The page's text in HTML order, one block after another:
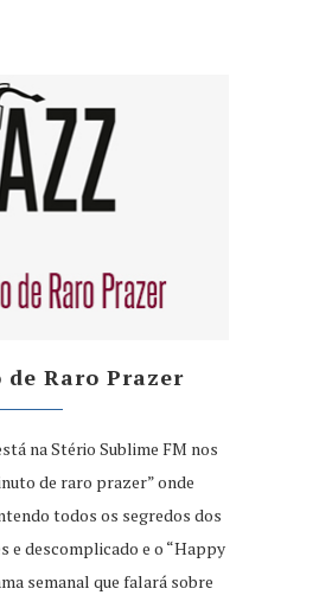
Raro Prazer
na Stério Sublime FM nos
de raro prazer” onde
todos os segredos dos
e descomplicado e o “Happy
semanal que falará sobre